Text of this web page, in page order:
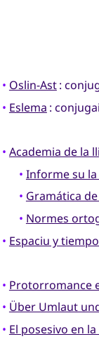
• Oslin-Ast:
• Eslema :
• Academia de la
• Informe su
• Gramática
• Normes
• Espaciu y
• Protorromance
• Über Umlaut
• El posesivo en